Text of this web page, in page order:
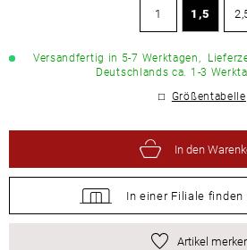
1 1,5
Versandfertig in 5-7 Werktagen,
Deutschlands ca. 1-3
Größentabelle
In den
In einer Filiale finden
Artikel